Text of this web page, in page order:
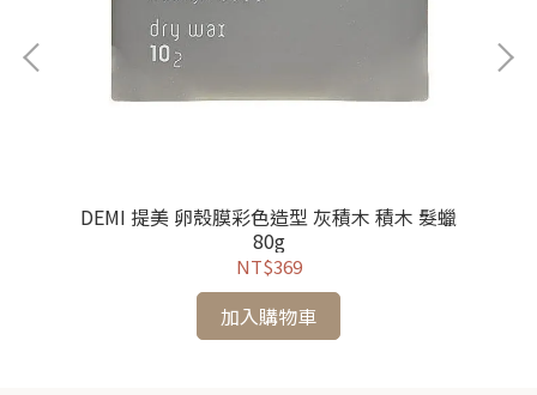
DEMI 提美 卵殼膜彩色造型 灰積木 積木 髮蠟
80g
NT$369
加入購物車